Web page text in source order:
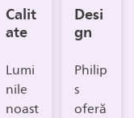
Calit
ate
Lumi
nile
noast
Desi
gn
Philip
s
oferă